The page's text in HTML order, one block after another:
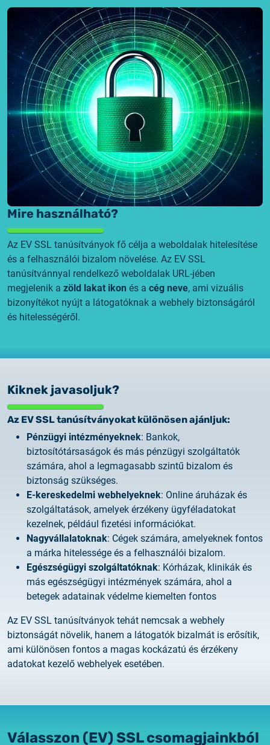
Mire használható?
Az EV SSL tanúsítványok fő célja a weboldalak hitelesítése
és a felhasználói bizalom növelése. Az EV SSL
tanúsítvánnyal rendelkező weboldalak URL-jében
megjelenik a zöld lakat ikon és a cég neve, ami vizuális
bizonyítékot nyújt a látogatóknak a webhely biztonságáról
és hitelességéről.
Kiknek javasoljuk?
Az EV SSL tanúsítványokat különösen ajánljuk:
Pénzügyi intézményeknek: Bankok,
biztosítótársaságok és más pénzügyi szolgáltatók
számára, ahol a legmagasabb szintű bizalom és
biztonság szükséges.
E-kereskedelmi webhelyeknek: Online áruházak és
szolgáltatások, amelyek érzékeny ügyféladatokat
kezelnek, például fizetési információkat.
Nagyvállalatoknak: Cégek számára, amelyeknek fontos
a márka hitelessége és a felhasználói bizalom.
Egészségügyi szolgáltatóknak: Kórházak, klinikák és
más egészségügyi intézmények számára, ahol a
betegek adatainak védelme kiemelten fontos
Az EV SSL tanúsítványok tehát nemcsak a webhely
biztonságát növelik, hanem a látogatók bizalmát is erősítik,
ami különösen fontos a magas kockázatú és érzékeny
adatokat kezelő webhelyek esetében.
Válasszon (EV) SSL csomagjainkból